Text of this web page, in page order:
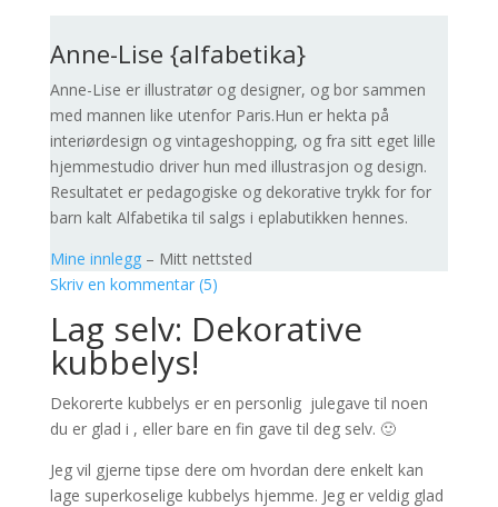
Anne-Lise {alfabetika}
Anne-Lise er illustratør og designer, og bor sammen
med mannen like utenfor Paris.Hun er hekta på
interiørdesign og vintageshopping, og fra sitt eget lille
hjemmestudio driver hun med illustrasjon og design.
Resultatet er pedagogiske og dekorative trykk for for
barn kalt Alfabetika til salgs i eplabutikken hennes.
Mine innlegg– Mitt nettsted
Skriv en kommentar (5)
Lag selv: Dekorative
kubbelys!
Dekorerte kubbelys er en personlig julegave til noen
du er glad i , eller bare en fin gave til deg selv. 🙂
Jeg vil gjerne tipse dere om hvordan dere enkelt kan
lage superkoselige kubbelys hjemme. Jeg er veldig glad